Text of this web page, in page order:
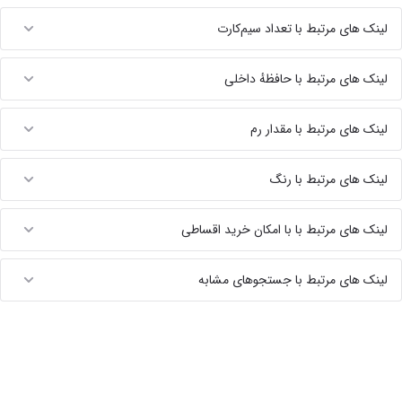
لینک های مرتبط با تعداد سیم‌کارت
لینک های مرتبط با حافظهٔ داخلی
لینک های مرتبط با مقدار رم
لینک های مرتبط با رنگ
لینک های مرتبط با با امکان خرید اقساطی
لینک های مرتبط با جستجوهای مشابه